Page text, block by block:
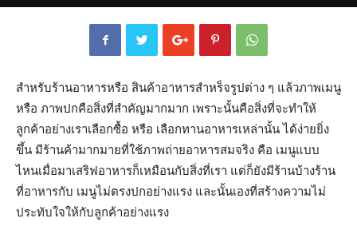
สำหรับร้านอาหารหรือ สินค้าอาหารสำหร็จรูปต่าง ๆ แล้วภาพเมนู
หรือ ภาพปกคือสิ่งที่สำคัญมากมาก เพราะนั้นคือสิ่งที่จะทำให้
ลูกค้าอย่างเราเลือกซื้อ หรือ เลือกทานอาหารเหล่านั้น ได้ง่ายยิ่ง
ขึ้น มีร้านค้ามากมายที่ใช้ภาพถ่ายอาหารสมจริง คือ เมนูแบบ
ไหนเมื่อมาเสริฟอาหารก็เหมือนกับสิ่งที่เรา แต่ก็ยังมีร้านบ้างร้าน
ที่อาหารกับ เมนูไม่ตรงปกอย่างแรง และนั้นเองที่สร้างความไม่
ประทับใจให้กับลูกค้าอย่างแรง